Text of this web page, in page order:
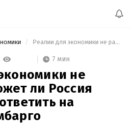
Реалии для экономики не радужны: может ли Россия чем-нибудь ответить на нефтяное эмбарго
7 мин
не
ли Россия
на